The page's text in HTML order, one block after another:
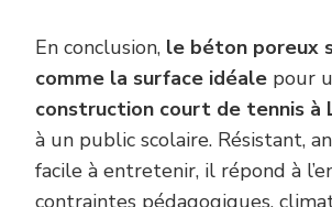
En conclusion, le béton poreux
comme la surface idéale pour
construction court de tennis à
à un public scolaire. Résistant,
facile à entretenir, il répond à
contraintes pédagogiques,